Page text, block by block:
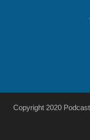
Copyright 2020